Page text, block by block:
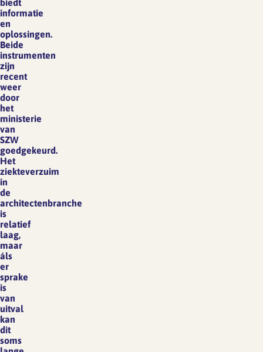
biedt
informatie
en
oplossingen.
Beide
instrumenten
zijn
recent
weer
door
het
ministerie
van
SZW
goedgekeurd.
Het
ziekteverzuim
in
de
architectenbranche
is
relatief
laag,
maar
áls
er
sprake
is
van
uitval
kan
dit
soms